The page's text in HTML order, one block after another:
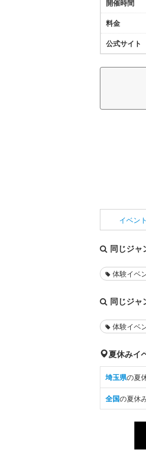
開催時間
料金
公式サイト
イベン
同じジャ
体験イベ
同じジャ
体験イベ
夏休みイ
埼玉県の夏
全国の夏休